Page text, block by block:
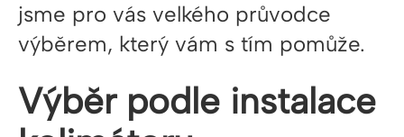
jsme pro vás velkého průvodce
výběrem, který vám s tím pomůže.
Výběr podle instalace